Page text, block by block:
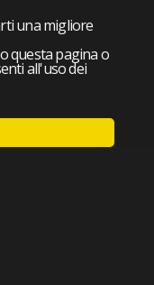
una migliore
questa pagina o
all'uso dei